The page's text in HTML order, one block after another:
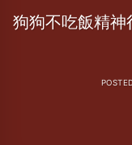
狗狗不吃飯精